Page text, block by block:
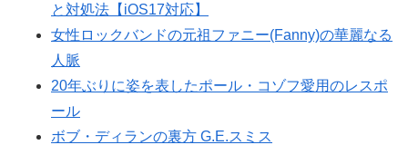
と対処法【iOS17対応】
女性ロックバンドの元祖ファニー(Fanny)の華麗なる
人脈
20年ぶりに姿を表したポール・コゾフ愛用のレスポ
ール
ボブ・ディランの裏方 G.E.スミス